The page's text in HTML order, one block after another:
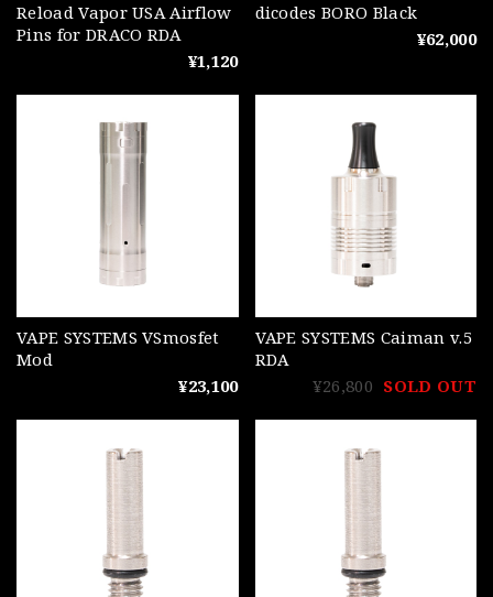
Reload Vapor USA Airflow
Pins for DRACO RDA
¥1,120
dicodes BORO Black
¥62,000
VAPE SYSTEMS VSmosfet
Mod
¥23,100
VAPE SYSTEMS Caiman v.5
RDA
¥26,800 SOLD OUT